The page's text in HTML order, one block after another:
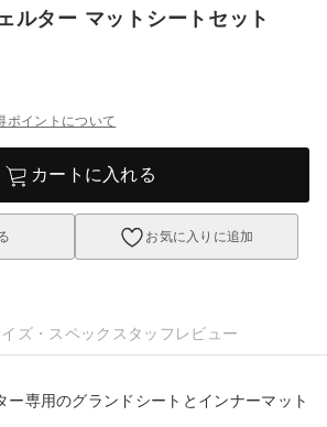
ルター マットシートセット
ポイントについて
カートに入れる
お気に入りに追加
ズ・スペック スタッフレビュー
ー専用のグランドシートとインナーマット